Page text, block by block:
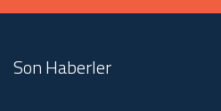
Son Haberler